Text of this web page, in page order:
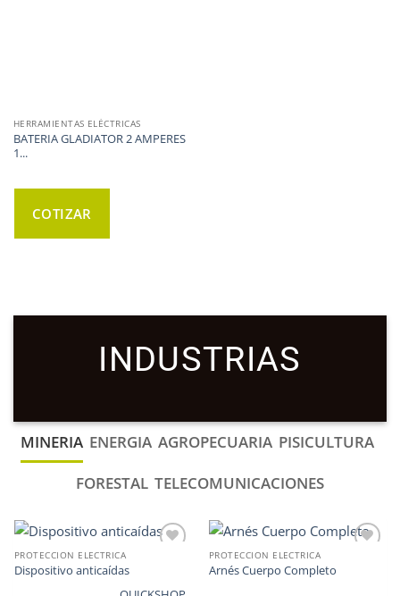
HERRAMIENTAS ELÉCTRICAS
BATERIA GLADIATOR 2 AMPERES
1...
COTIZAR
INDUSTRIAS
MINERIA ENERGIA AGROPECUARIA PISICULTURA
FORESTAL TELECOMUNICACIONES
WISHLIST
PROTECCION ELECTRICA
Dispositivo anticaídas WISHLIST
PROTECCION ELECTRICA
Arnés Cuerpo Completo